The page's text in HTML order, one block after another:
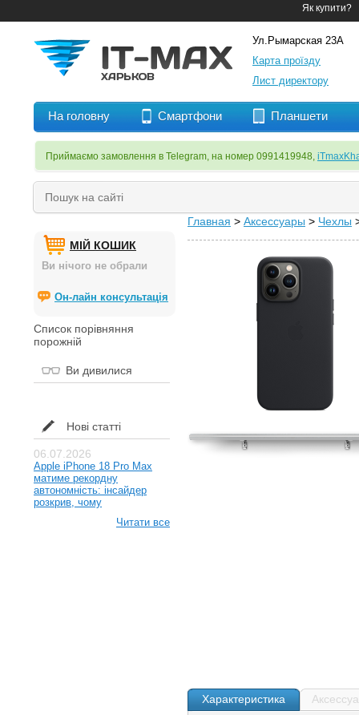
Як купити?
Ул.Рымарская 23А
Карта проїзду
Лист директору
На головну Смартфони Планшети
Приймаємо замовлення в Telegram, на номер 0991419948,
МІЙ КОШИК
Ви нічого не обрали
Он-лайн консультація
Список порівняння
порожній
Ви дивилися
Нові статті
06.07.2026
Apple iPhone 18 Pro Max
матиме рекордну
автономність: інсайдер
розкрив, чому
Читати все
Главная > Аксессуары > Чехлы
Характеристика